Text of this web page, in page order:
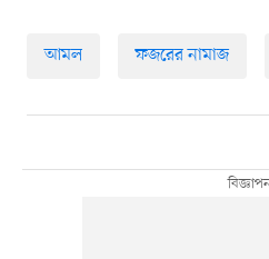
আমল ফজরের নামাজ